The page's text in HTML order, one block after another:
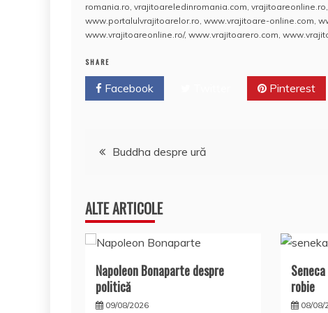
e
o
o
er e bl e p
c
e
di s
p
p
romania.ro vrajitoareledinromania.com vrajitoareonline.ro
www.portalulvrajitoarelor.ro www.vrajitoare-online.com
www.vrajitoareonline.ro/, www.vrajitoarero.com
SHARE
Facebook Pinterest
Navigare
articole
Buddha despre ură
ALTE ARTICOLE
Napoleon Bonaparte despre
politică
09/08/2026
robie
08/08/